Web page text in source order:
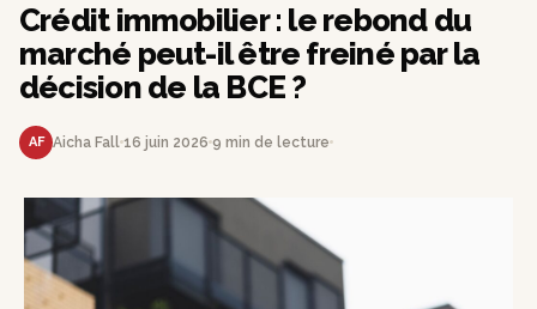
Crédit immobilier : le rebond du
marché peut-il être freiné par la
décision de la BCE ?
AF Aicha Fall 16 juin 2026 9 min de lecture